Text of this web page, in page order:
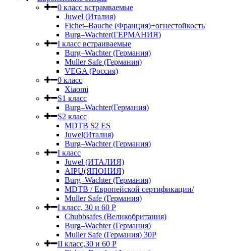
0 класс встрамваемые
Juwel (Италия)
Fichet–Bauche (Франция)+огнестойкость
Burg–Wachter(ГЕРМАНИЯ)
I класс встраиваемые
Burg–Wachter (Германия)
Muller Safe (Германия)
VEGA (Россия)
0 класс
Xiaomi
S1 класс
Burg–Wachter(Германия)
S2 класс
MDTB S2 ES
Juwel(Италия)
Burg–Wachter (Германия)
I класс
Juwel (ИТАЛИЯ)
AIPU(ЯПОНИЯ)
Burg–Wachter (Германия)
MDTB / Европейской сертификации/
Muller Safe (Германия)
I класс, 30 и 60 P
Chubbsafes (Великобритания)
Burg–Wachter (Германия)
Muller Safe (Германия) 30Р
II класс,30 и 60 P